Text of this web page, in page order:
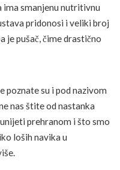
ima smanjenu nutritivnu
pridonosi i veliki broj
je pušač, čime drastično
poznate su i pod nazivom
nas štite od nastanka
prehranom i što smo
loših navika u